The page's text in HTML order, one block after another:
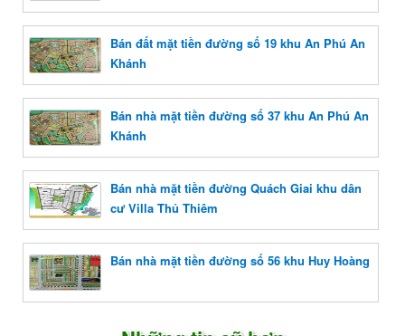
Bán đất mặt tiền đường số 19 khu An Phú An
Khánh
Bán nhà mặt tiền đường số 37 khu An Phú An
Khánh
Bán nhà mặt tiền đường Quách Giai khu dân
cư Villa Thủ Thiêm
Bán nhà mặt tiền đường số 56 khu Huy Hoàng